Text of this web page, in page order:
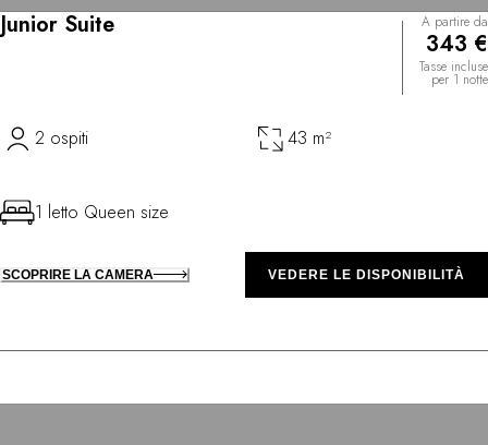
Junior Suite A partire da
343 €
Tasse incluse
per 1 notte
2 ospiti 43 m²
1 letto Queen size
SCOPRIRE LA CAMERA VEDERE LE DISPONIBILITÀ